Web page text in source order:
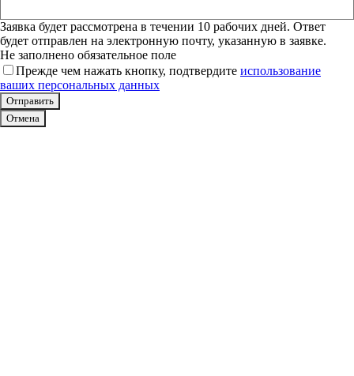
Заявка будет рассмотрена в течении 10 рабочих дней. Ответ
будет отправлен на электронную почту, указанную в заявке.
Не заполнено обязательное поле
Прежде чем нажать кнопку, подтвердите использование
ваших персональных данных
Отмена